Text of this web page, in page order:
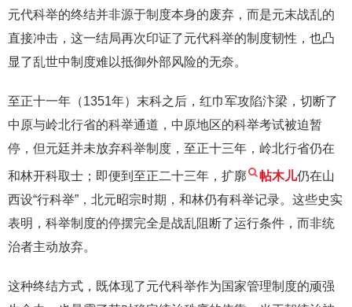
元代科举的终结并非源于制度本身的废弃，而是元末战乱的
直接冲击，这一结局再次印证了元代科举的制度韧性，也凸
显了乱世中制度难以抵御外部风险的无奈。
至正十一年（1351年）末科之后，红巾军攻陷汴梁，切断了
中原与岭北行省的科举通道，中原地区的科举考试被迫暂
停，但元廷并未放弃科举制度，至正十三年，岭北行省仍在
和林开科取士；即便到至正二十三年，扩廓 帖木儿仍在山
西设“行科举”，北元昭宗时期，和林仍有科举记录。这些史实
表明，科举制度的停摆完全是战乱阻断了运行条件，而非统
治者主动放弃。
这种终结方式，既体现了元代科举作为国家管理制度的顽强